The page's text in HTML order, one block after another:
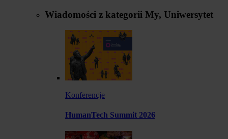
Wiadomości z kategorii My, Uniwersytet
Konferencje
HumanTech Summit 2026